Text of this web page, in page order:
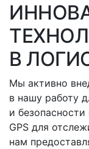
В
Мы активно
в нашу работу
и
GPS для
нам